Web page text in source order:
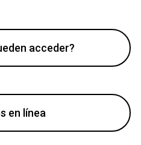
acceder?
en línea